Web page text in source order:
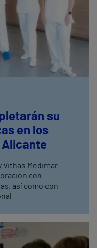
su
en los
Alicante
Vithas Medimar
con
así como con